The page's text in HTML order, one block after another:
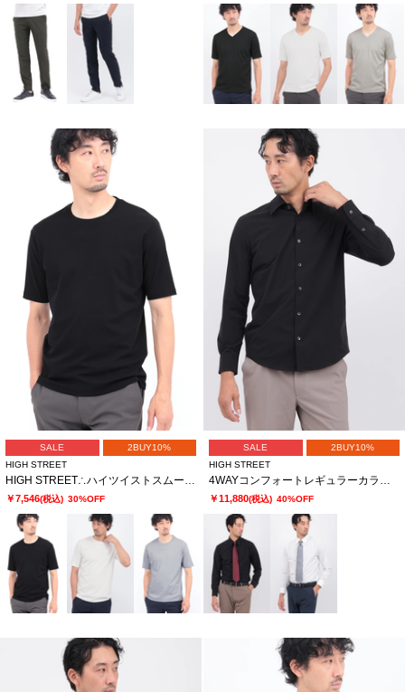
SALE
2BUY10%
HIGH STREET
HIGH STREET∴ハイツイストスムースクルーネック半袖カットソー
￥7,546(税込) 30%OFF
SALE
2BUY10%
HIGH STREET
4WAYコンフォートレギュラーカラーシャツ
￥11,880(税込) 40%OFF